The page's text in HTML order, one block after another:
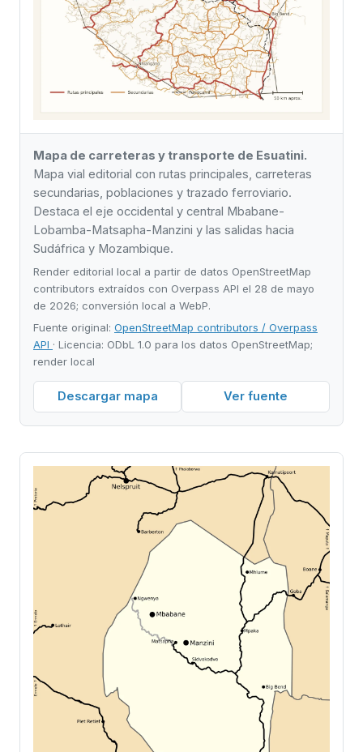
Mapa de carreteras y transporte de Esuatini.
Mapa vial editorial con rutas principales, carreteras
secundarias, poblaciones y trazado ferroviario.
Destaca el eje occidental y central Mbabane-
Lobamba-Matsapha-Manzini y las salidas hacia
Sudáfrica y Mozambique.
Render editorial local a partir de datos OpenStreetMap
contributors extraídos con Overpass API el 28 de mayo
de 2026; conversión local a WebP.
Fuente original: OpenStreetMap contributors / Overpass
API · Licencia: ODbL 1.0 para los datos OpenStreetMap;
render local
Descargar mapa Ver fuente